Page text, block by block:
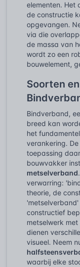
elementen. Het
de constructie
opgevangen.
via die
de massa van
wordt zo een
bouwelement,
Soorten
Bindverband,
breed kan
het
verankering.
toepassing
bouwvakker
metselverband
verwarring:
theorie, de
constructief
metselwerk
dienen
visueel. Neem
waarbij elke